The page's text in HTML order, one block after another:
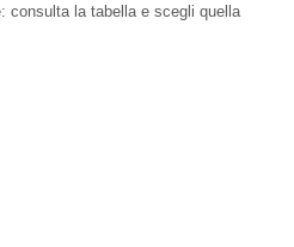
consulta la tabella e scegli quella